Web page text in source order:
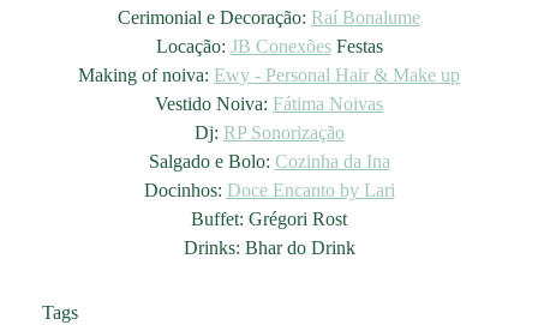
Cerimonial e Decoração: Raí Bonalume
Locação: JB ConexõesFestas
Making of noiva: Ewy - Personal Hair & Make up
Vestido Noiva: Fátima Noivas
Dj: RP Sonorização
Salgado e Bolo: Cozinha da Ina
Docinhos: Doce Encanto by Lari
Buffet: Grégori Rost
Drinks: Bhar do Drink
Tags